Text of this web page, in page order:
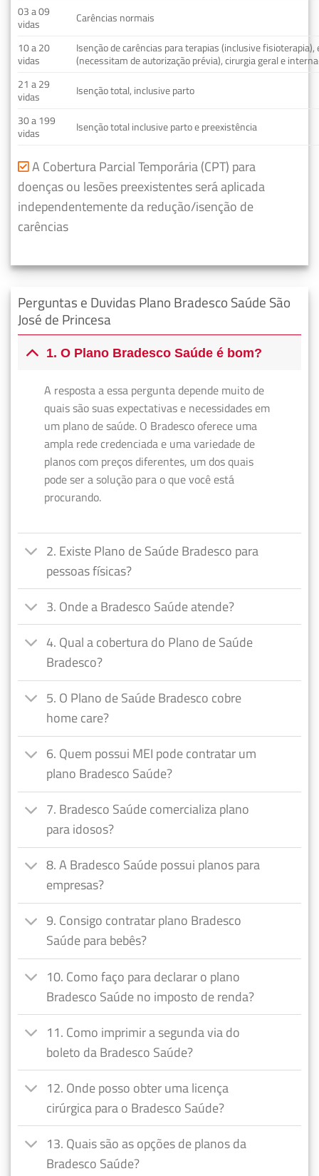
03 a 09
vidas
Carências normais
10 a 20
vidas
Isenção de carências para terapias (inclusive fisioterapia),
(necessitam de autorização prévia), cirurgia geral e
21 a 29
vidas
Isenção total, inclusive parto
30 a 199
vidas
Isenção total inclusive parto e preexistência
A Cobertura Parcial Temporária (CPT) para
doenças ou lesões preexistentes será aplicada
independentemente da redução/isenção de
carências
Perguntas e Duvidas Plano Bradesco Saúde São
José de Princesa
1. O Plano Bradesco Saúde é bom?
A resposta a essa pergunta depende muito de
quais são suas expectativas e necessidades em
um plano de saúde. O Bradesco oferece uma
ampla rede credenciada e uma variedade de
planos com preços diferentes, um dos quais
pode ser a solução para o que você está
procurando.
2. Existe Plano de Saúde Bradesco para
pessoas físicas?
3. Onde a Bradesco Saúde atende?
4. Qual a cobertura do Plano de Saúde
Bradesco?
5. O Plano de Saúde Bradesco cobre
home care?
6. Quem possui MEI pode contratar um
plano Bradesco Saúde?
7. Bradesco Saúde comercializa plano
para idosos?
8. A Bradesco Saúde possui planos para
empresas?
9. Consigo contratar plano Bradesco
Saúde para bebês?
10. Como faço para declarar o plano
Bradesco Saúde no imposto de renda?
11. Como imprimir a segunda via do
boleto da Bradesco Saúde?
12. Onde posso obter uma licença
cirúrgica para o Bradesco Saúde?
13. Quais são as opções de planos da
Bradesco Saúde?